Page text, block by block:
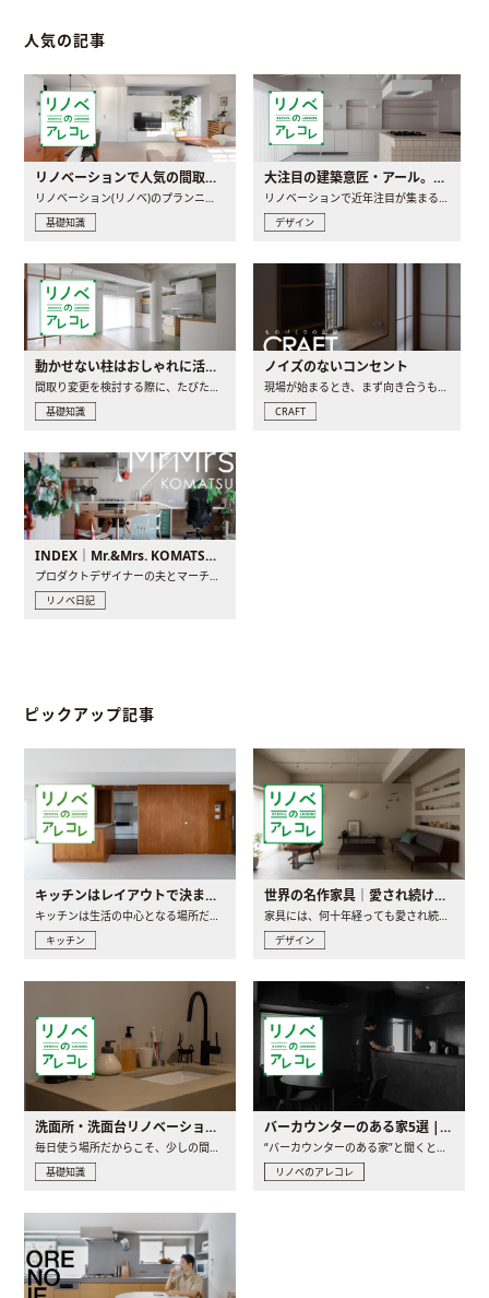
人気の記事
リノベーションで人気の間取りとは？トレンドの間取りと実例を徹底解説
リノベーション(リノベ)のプランニングで一番最初に決めるのは..
基礎知識
大注目の建築意匠・アール。人気の理由と空間に取り入れるポイント
リノベーションで近年注目が集まる建築意匠の一つであるアール..
デザイン
動かせない柱はおしゃれに活用！柱を魅せるリノベーション(リノベ)4選
間取り変更を検討する際に、たびたび皆さんの頭を悩ませる動か..
基礎知識
ノイズのないコンセント
現場が始まるとき、まず向き合うものの一つがコンセントです..
CRAFT
INDEX｜Mr.&Mrs. KOMATSU renovation diary
プロダクトデザイナーの夫とマーチャンダイザーの妻が、夫婦で..
リノベ日記
ピックアップ記事
キッチンはレイアウトで決まる。後悔しないための考え方と選び方
キッチン
世界の名作家具｜愛され続ける理由と一生モノとの出会い方
デザイン
洗面所・洗面台リノベーションの事例と間取りアイデア
毎日使う場所だからこそ、少しの間取りの工夫や素材の選び方で..
基礎知識
バーカウンターのある家5選 | 日常に馴染む“距離の近い”キッチンとは
“バーカウンターのある家”と聞くと、少し特別な、大人のための..
リノベのアレコレ